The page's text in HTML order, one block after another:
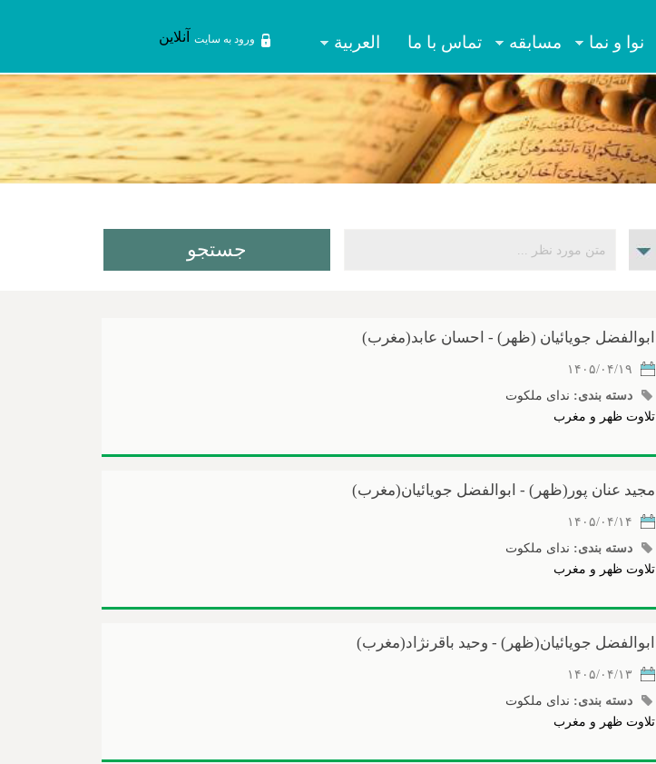
نوا و نما مسابقه تماس با ما العربیة ورود به سایت آنلاین
ابوالفضل جویائیان (ظهر) - احسان عابد(مغرب)
۱۴۰۵/۰۴/۱۹
دسته بندی: ندای ملکوت
تلاوت ظهر و مغرب
مجید عنان پور(ظهر) - ابوالفضل جویائیان(مغرب)
۱۴۰۵/۰۴/۱۴
دسته بندی: ندای ملکوت
تلاوت ظهر و مغرب
ابوالفضل جویائیان(ظهر) - وحید باقرنژاد(مغرب)
۱۴۰۵/۰۴/۱۳
دسته بندی: ندای ملکوت
تلاوت ظهر و مغرب